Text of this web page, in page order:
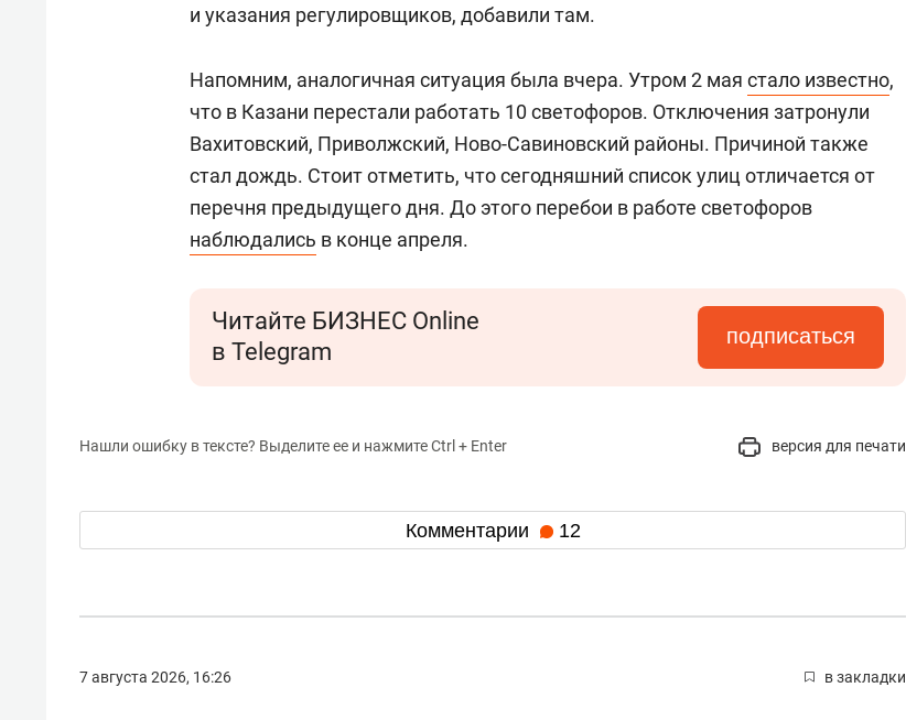
и указания регулировщиков, добавили там.
Напомним, аналогичная ситуация была вчера. Утром 2 мая стало известно,
что в Казани перестали работать 10 светофоров. Отключения затронули
Вахитовский, Приволжский, Ново-Савиновский районы. Причиной также
стал дождь. Стоит отметить, что сегодняшний список улиц отличается от
перечня предыдущего дня. До этого перебои в работе светофоров
наблюдались в конце апреля.
Читайте БИЗНЕС Online
в Telegram
подписаться
Нашли ошибку в тексте? Выделите ее и нажмите Ctrl + Enter версия для печати
Комментарии 12
7 августа 2026, 16:26 в закладки